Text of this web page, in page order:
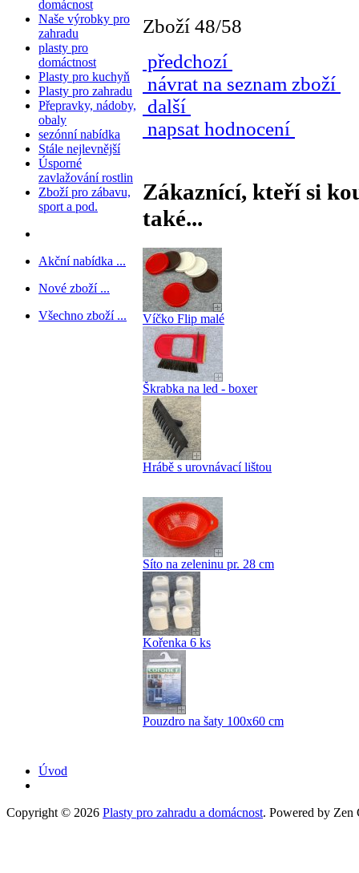
domácnost
Naše výrobky pro
zahradu
plasty pro
domáctnost
Plasty pro kuchyň
Plasty pro zahradu
Přepravky, nádoby,
obaly
sezónní nabídka
Stále nejlevnější
Úsporné
zavlažování rostlin
Zboží pro zábavu,
sport a pod.
Akční nabídka ...
Nové zboží ...
Všechno zboží ...
Zboží 48/58
předchozí
návrat na seznam zboží
další
napsat hodnocení
Zákaznící, kteří si
také...
Víčko Flip malé
Škrabka na led - boxer
Hrábě s urovnávací lištou
Síto na zeleninu pr. 28 cm
Kořenka 6 ks
Pouzdro na šaty 100x60 cm
Úvod
Copyright © 2026 Plasty pro zahradu a domácnost. Powered by Zen